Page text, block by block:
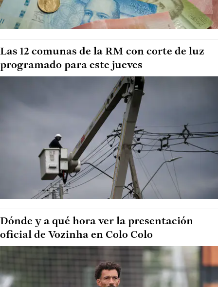
Las 12 comunas de la RM con corte de luz
programado para este jueves
Dónde y a qué hora ver la presentación
oficial de Vozinha en Colo Colo